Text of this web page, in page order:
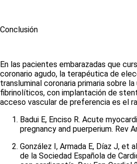
Conclusión
En las pacientes embarazadas que
coronario agudo, la terapéutica de
transluminal coronaria primaria sobre
fibrinolíticos, con implantación de
acceso vascular de preferencia es el
Badui E, Enciso R. Acute
pregnancy and puerperium. Rev
González I, Armada E, Díaz J, et
de la Sociedad Española de